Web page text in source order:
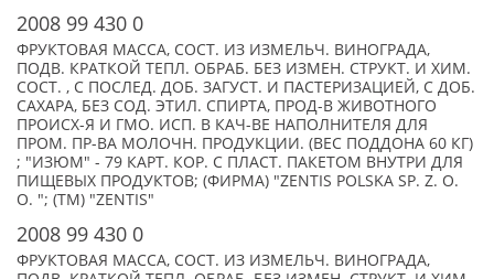
2008 99 430 0
ФРУКТОВАЯ МАССА, СОСТ. ИЗ ИЗМЕЛЬЧ. ВИНОГРАДА,
ПОДВ. КРАТКОЙ ТЕПЛ. ОБРАБ. БЕЗ ИЗМЕН. СТРУКТ. И ХИМ.
СОСТ. , С ПОСЛЕД. ДОБ. ЗАГУСТ. И ПАСТЕРИЗАЦИЕЙ, С ДОБ.
САХАРА, БЕЗ СОД. ЭТИЛ. СПИРТА, ПРОД-В ЖИВОТНОГО
ПРОИСХ-Я И ГМО. ИСП. В КАЧ-ВЕ НАПОЛНИТЕЛЯ ДЛЯ
ПРОМ. ПР-ВА МОЛОЧН. ПРОДУКЦИИ. (ВЕС ПОДДОНА 60 КГ)
; "ИЗЮМ" - 79 КАРТ. КОР. С ПЛАСТ. ПАКЕТОМ ВНУТРИ ДЛЯ
ПИЩЕВЫХ ПРОДУКТОВ; (ФИРМА) "ZENTIS POLSKA SP. Z. O.
O. "; (TM) "ZENTIS"
2008 99 430 0
ФРУКТОВАЯ МАССА, СОСТ. ИЗ ИЗМЕЛЬЧ. ВИНОГРАДА,